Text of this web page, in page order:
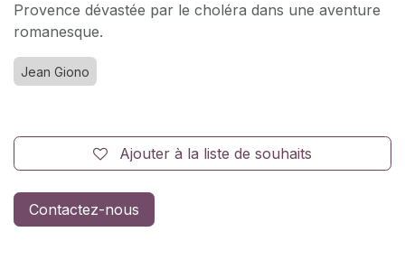
Provence dévastée par le choléra dans une aventure
romanesque.
Jean Giono
Ajouter à la liste de souhaits
Contactez-nous